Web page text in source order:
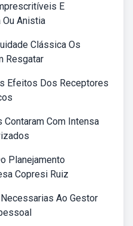
E
Anistia
Clássica Os
Resgatar
Efeitos Dos Receptores
Com Intensa
Planejamento
Copresi Ruiz
Ao Gestor